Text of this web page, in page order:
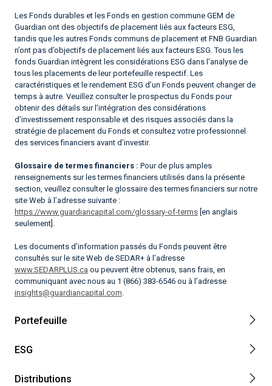
Les Fonds durables et les Fonds en gestion commune GEM de
Guardian ont des objectifs de placement liés aux facteurs ESG,
tandis que les autres Fonds communs de placement et FNB Guardian
n’ont pas d’objectifs de placement liés aux facteurs ESG. Tous les
fonds Guardian intègrent les considérations ESG dans l’analyse de
tous les placements de leur portefeuille respectif. Les
caractéristiques et le rendement ESG d’un Fonds peuvent changer de
temps à autre. Veuillez consulter le prospectus du Fonds pour
obtenir des détails sur l’intégration des considérations
d’investissement responsable et des risques associés dans la
stratégie de placement du Fonds et consultez votre professionnel
des services financiers avant d’investir.
Glossaire de termes financiers : Pour de plus amples
renseignements sur les termes financiers utilisés dans la présente
section, veuillez consulter le glossaire des termes financiers sur notre
site Web à l’adresse suivante :
https://www.guardiancapital.com/glossary-of-terms [en anglais
seulement].
Les documents d’information passés du Fonds peuvent être
consultés sur le site Web de SEDAR+ à l’adresse
www.SEDARPLUS.ca ou peuvent être obtenus, sans frais, en
communiquant avec nous au 1 (866) 383-6546 ou à l’adresse
insights@guardiancapital.com.
Portefeuille
ESG
Distributions